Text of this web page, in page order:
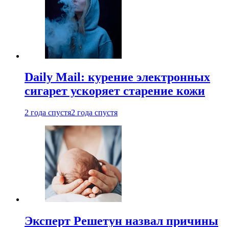
Daily Mail: курение электронных
сигарет ускоряет старение кожи
2 года спустя2 года спустя
Эксперт Решетун назвал причины